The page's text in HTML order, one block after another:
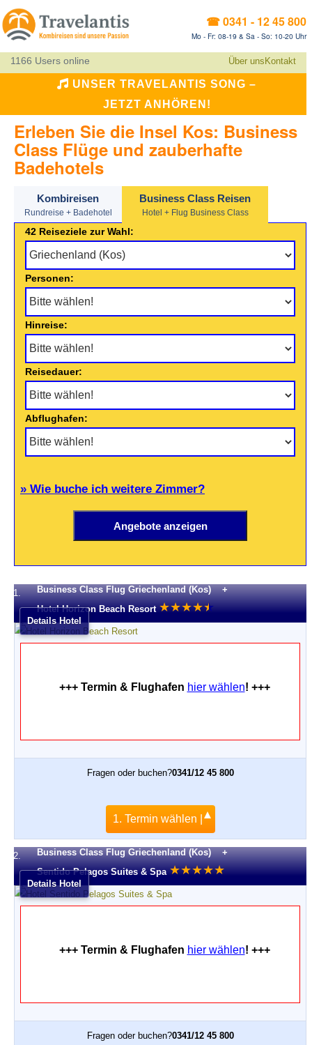
☎ 0341 - 12 45 800
Mo - Fr: 08-19 & Sa - So: 10-20 Uhr
1166 Users online Über uns Kontakt
UNSER TRAVELANTIS SONG –
JETZT ANHÖREN!
Erleben Sie die Insel Kos: Business
Class Flüge und zauberhafte
Badehotels
Kombireisen
Rundreise + Badehotel
Business Class Reisen
Hotel + Flug Business Class
42 Reiseziele zur Wahl:
Personen:
Hinreise:
Reisedauer:
Abflughafen:
» Wie buche ich weitere Zimmer?
1.
Business Class Flug Griechenland (Kos) +
Hotel Horizon Beach Resort ★★★★★
★
Details Hotel
+++ Termin & Flughafen hier wählen! +++
Fragen oder buchen?0341/12 45 800
1. Termin wählen |
2.
Business Class Flug Griechenland (Kos) +
Sentido Pelagos Suites & Spa ★★★★★
Details Hotel
+++ Termin & Flughafen hier wählen! +++
Fragen oder buchen?0341/12 45 800